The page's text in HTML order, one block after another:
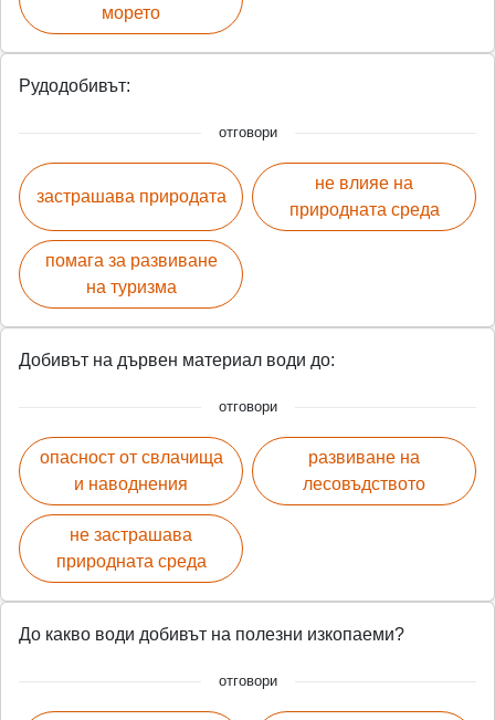
морето
Рудодобивът:
отговори
застрашава природата
помага за развиване
на туризма
не влияе на
природната среда
Добивът на дървен материал води до:
отговори
опасност от свлачища
и наводнения
не застрашава
природната среда
развиване на
лесовъдството
До какво води добивът на полезни изкопаеми?
отговори